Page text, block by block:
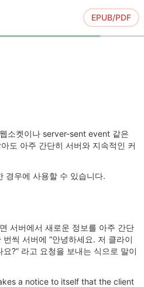
EPUB/PDF
소켓이나 server-sent event 같은
도 아주 간단히 서버와 지속적인 커
경우에 사용할 수 있습니다.
서버에서 새로운 정보를 아주 간단
씩 서버에 “안녕하세요. 저 클라이
?” 라고 요청을 보내는 식으로 말이
a notice to itself that the client